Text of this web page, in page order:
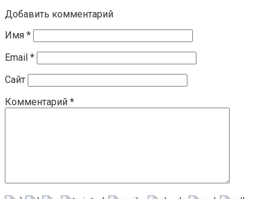
Добавить комментарий
Имя *
Email *
Сайт
Комментарий *